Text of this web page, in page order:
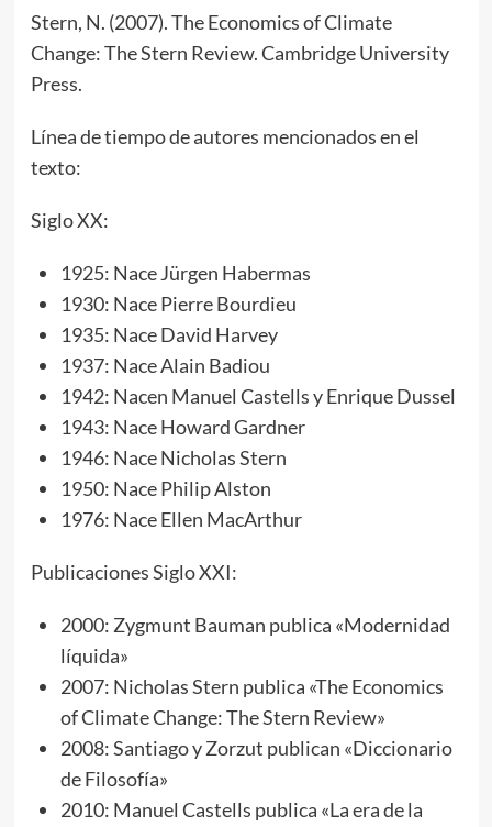
Stern, N. (2007). The Economics of Climate
Change: The Stern Review. Cambridge University
Press.
Línea de tiempo de autores mencionados en el
texto:
Siglo XX:
1925: Nace Jürgen Habermas
1930: Nace Pierre Bourdieu
1935: Nace David Harvey
1937: Nace Alain Badiou
1942: Nacen Manuel Castells y Enrique Dussel
1943: Nace Howard Gardner
1946: Nace Nicholas Stern
1950: Nace Philip Alston
1976: Nace Ellen MacArthur
Publicaciones Siglo XXI:
2000: Zygmunt Bauman publica «Modernidad
líquida»
2007: Nicholas Stern publica «The Economics
of Climate Change: The Stern Review»
2008: Santiago y Zorzut publican «Diccionario
de Filosofía»
2010: Manuel Castells publica «La era de la